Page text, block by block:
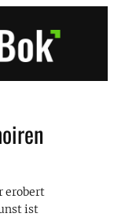
erobert
ist